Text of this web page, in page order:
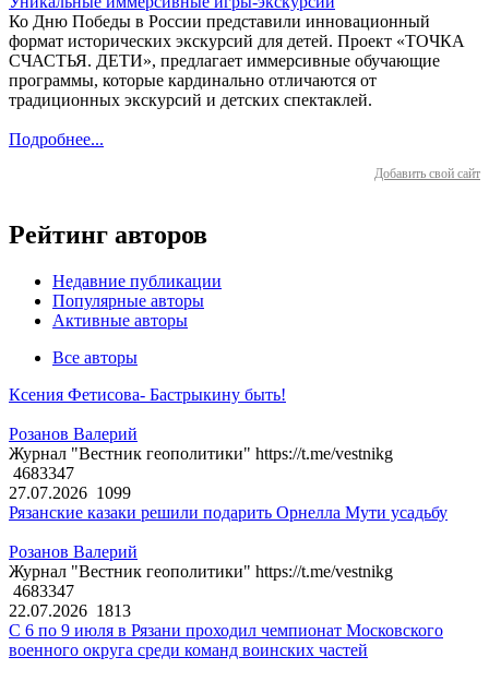
Ко Дню Победы в России представили инновационный
формат исторических экскурсий для детей. Проект «ТОЧКА
СЧАСТЬЯ. ДЕТИ», предлагает иммерсивные обучающие
программы, которые кардинально отличаются от
традиционных экскурсий и детских спектаклей.
Подробнее...
Добавить свой сайт
Рейтинг авторов
Недавние публикации
Популярные авторы
Активные авторы
Все авторы
Ксения Фетисова- Бастрыкину быть!
Розанов Валерий
Журнал "Вестник геополитики" https://t.me/vestnikg
4683347
27.07.2026 1099
Рязанские казаки решили подарить Орнелла Мути усадьбу
Розанов Валерий
Журнал "Вестник геополитики" https://t.me/vestnikg
4683347
22.07.2026 1813
С 6 по 9 июля в Рязани проходил чемпионат Московского
военного округа среди команд воинских частей